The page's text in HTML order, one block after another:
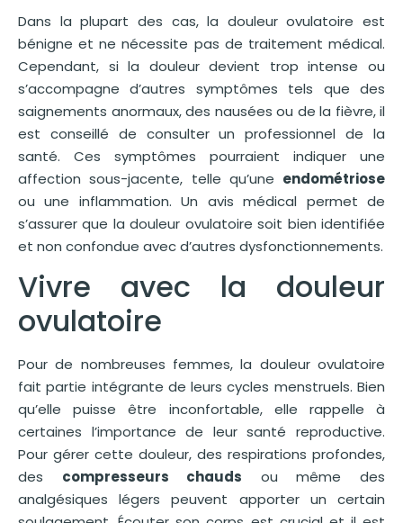
Dans la plupart des cas, la douleur ovulatoire est
bénigne et ne nécessite pas de traitement médical.
Cependant, si la douleur devient trop intense ou
s’accompagne d’autres symptômes tels que des
saignements anormaux, des nausées ou de la fièvre, il
est conseillé de consulter un professionnel de la
santé. Ces symptômes pourraient indiquer une
affection sous-jacente, telle qu’une endométriose
ou une inflammation. Un avis médical permet de
s’assurer que la douleur ovulatoire soit bien identifiée
et non confondue avec d’autres dysfonctionnements.
Vivre avec la douleur
ovulatoire
Pour de nombreuses femmes, la douleur ovulatoire
fait partie intégrante de leurs cycles menstruels. Bien
qu’elle puisse être inconfortable, elle rappelle à
certaines l’importance de leur santé reproductive.
Pour gérer cette douleur, des respirations profondes,
des compresseurs chauds ou même des
analgésiques légers peuvent apporter un certain